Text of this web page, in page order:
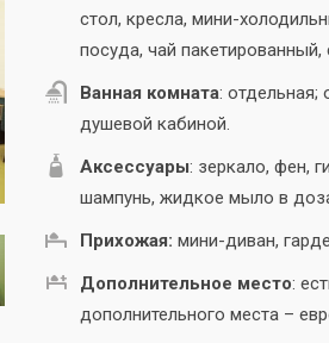
стол, кресла, мини-
посуда, чай пакетированный,
Ванная комната: отдельная;
душевой кабиной.
Аксессуары: зеркало, фен,
шампунь, жидкое мыло в
Прихожая: мини-диван,
Дополнительное место:
дополнительного места –